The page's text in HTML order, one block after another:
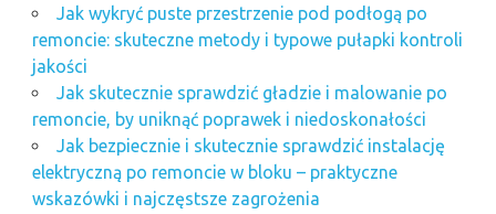
Jak wykryć puste przestrzenie pod podłogą po
remoncie: skuteczne metody i typowe pułapki kontroli
jakości
Jak skutecznie sprawdzić gładzie i malowanie po
remoncie, by uniknąć poprawek i niedoskonałości
Jak bezpiecznie i skutecznie sprawdzić instalację
elektryczną po remoncie w bloku – praktyczne
wskazówki i najczęstsze zagrożenia